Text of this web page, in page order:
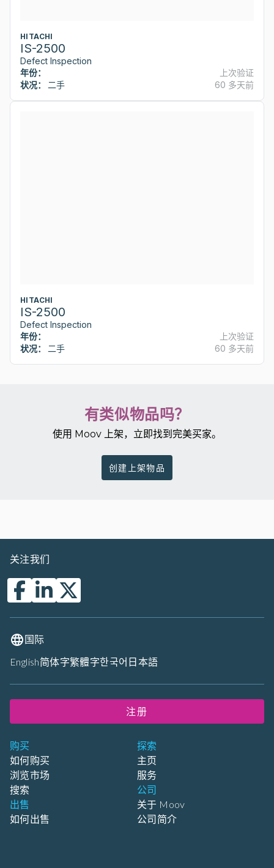
HITACHI
IS-2500
Defect Inspection
年份：
状况：
二手
上次验证
60 多天前
HITACHI
IS-2500
Defect Inspection
年份：
状况：
二手
上次验证
60 多天前
有类似物品吗？
使用 Moov 上架，立即找到完美买家。
创建上架物品
购买
如何购买
浏览市场
搜索
出售
如何出售
探索
主页
服务
公司
关于 Moov
公司简介
关注我们
国际
English简体字繁體字한국어 日本語
注册